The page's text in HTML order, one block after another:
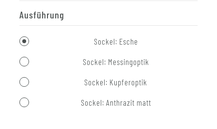
Ausführung
Sockel: Esche
Sockel: Messingoptik
Sockel: Kupferoptik
Sockel: Anthrazit matt